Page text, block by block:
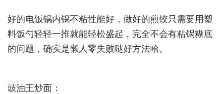
好的电饭锅内锅不粘性能好，做好的煎饺只需要用塑
料饭勺轻轻一推就能轻松盛起，完全不会有粘锅糊底
的问题，确实是懒人零失败哒好方法哈。­
豉油王炒面：­